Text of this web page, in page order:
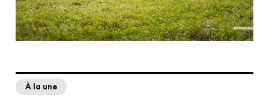
À la une